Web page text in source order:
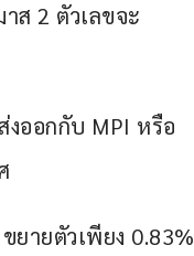
ส 2 ตัวเลขจะ
งออกกับ MPI หรือ
ยายตัวเพียง 0.83%